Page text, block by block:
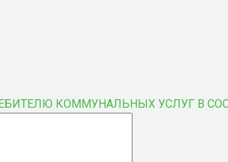
КОММУНАЛЬНЫХ УСЛУГ В